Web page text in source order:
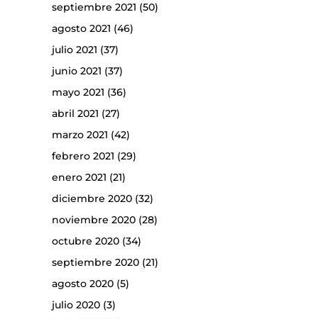
septiembre 2021 (50)
agosto 2021 (46)
julio 2021 (37)
junio 2021 (37)
mayo 2021 (36)
abril 2021 (27)
marzo 2021 (42)
febrero 2021 (29)
enero 2021 (21)
diciembre 2020(32)
noviembre 2020(28)
octubre 2020(34)
septiembre 2020(21)
agosto 2020(5)
julio 2020(3)